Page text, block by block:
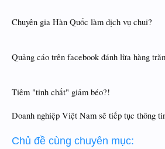
Chuyên gia Hàn Quốc làm dịch vụ chui?
Quảng cáo trên facebook đánh lừa hàng
Tiêm "tinh chất" giảm béo?!
Doanh nghiệp Việt Nam sẽ tiếp tục thông
Chủ đề cùng chuyên mục: